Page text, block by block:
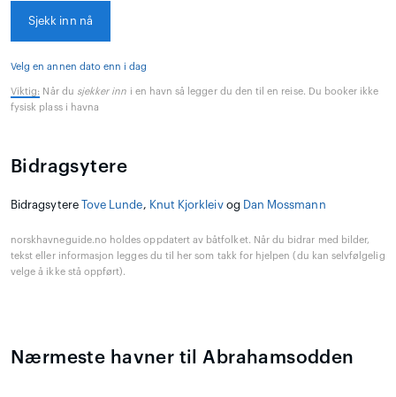
Sjekk inn nå
Velg en annen dato enn i dag
Viktig: Når du sjekker inn i en havn så legger du den til en reise. Du booker ikke
fysisk plass i havna
Bidragsytere
Bidragsytere Tove Lunde, Knut Kjorkleivog Dan Mossmann
norskhavneguide.no holdes oppdatert av båtfolket. Når du bidrar med bilder,
tekst eller informasjon legges du til her som takk for hjelpen (du kan selvfølgelig
velge å ikke stå oppført).
Nærmeste havner til Abrahamsodden